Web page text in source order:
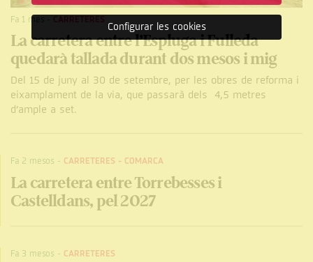
Fa 1 mes
La carretera entre l’Espluga i Fulleda
quedarà tallada durant dos mesos i mig
Del 15 de juny al 30 de setembre, per les obres de reforma i
eixamplament de la via, que passarà dels 4,5 metres
d’ample a set.
Fa 2 mesos - CARRETERES - COMARCA
La carretera entre Torrebesses i
Castelldans, pel 2027
Fa 3 mesos - CARRETERES
Configurar les cookies